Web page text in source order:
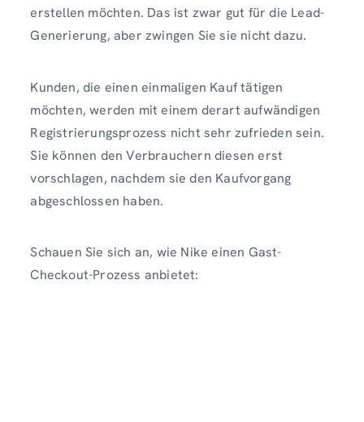
erstellen möchten. Das ist zwar gut für die Lead-
Generierung, aber zwingen Sie sie nicht dazu.
Kunden, die einen einmaligen Kauf tätigen
möchten, werden mit einem derart aufwändigen
Registrierungsprozess nicht sehr zufrieden sein.
Sie können den Verbrauchern diesen erst
vorschlagen, nachdem sie den Kaufvorgang
abgeschlossen haben.
Schauen Sie sich an, wie Nike einen Gast-
Checkout-Prozess anbietet: